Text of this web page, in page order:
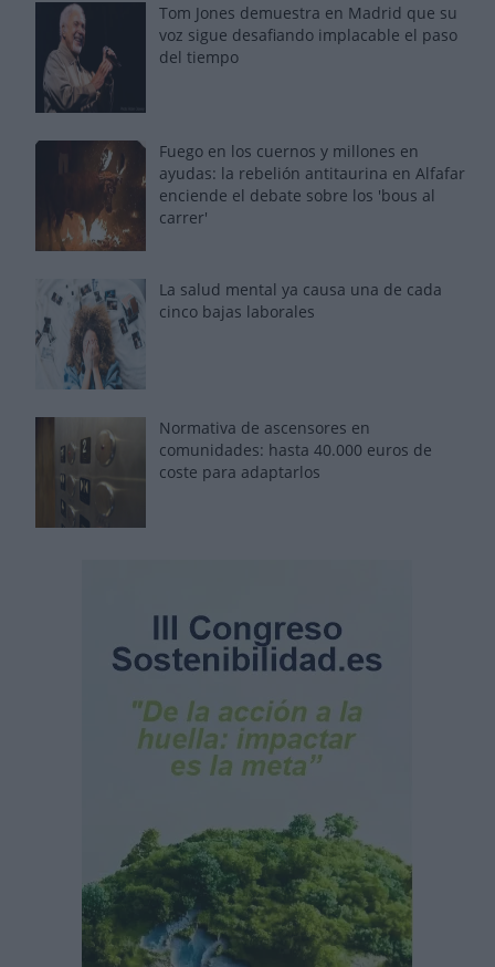
Tom Jones demuestra en Madrid que su
voz sigue desafiando implacable el paso
del tiempo
Fuego en los cuernos y millones en
ayudas: la rebelión antitaurina en Alfafar
enciende el debate sobre los 'bous al
carrer'
La salud mental ya causa una de cada
cinco bajas laborales
Normativa de ascensores en
comunidades: hasta 40.000 euros de
coste para adaptarlos